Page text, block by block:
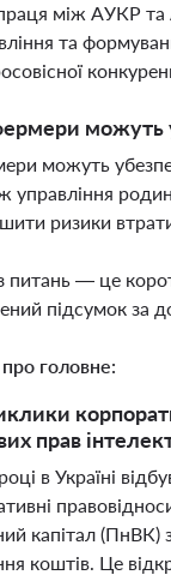
між АУКР та
та
можуть
можуть
управління
ризики
питань — це
підсумок за
головне:
прав
в Україні
капітал (ПнВК)
коштів. Це